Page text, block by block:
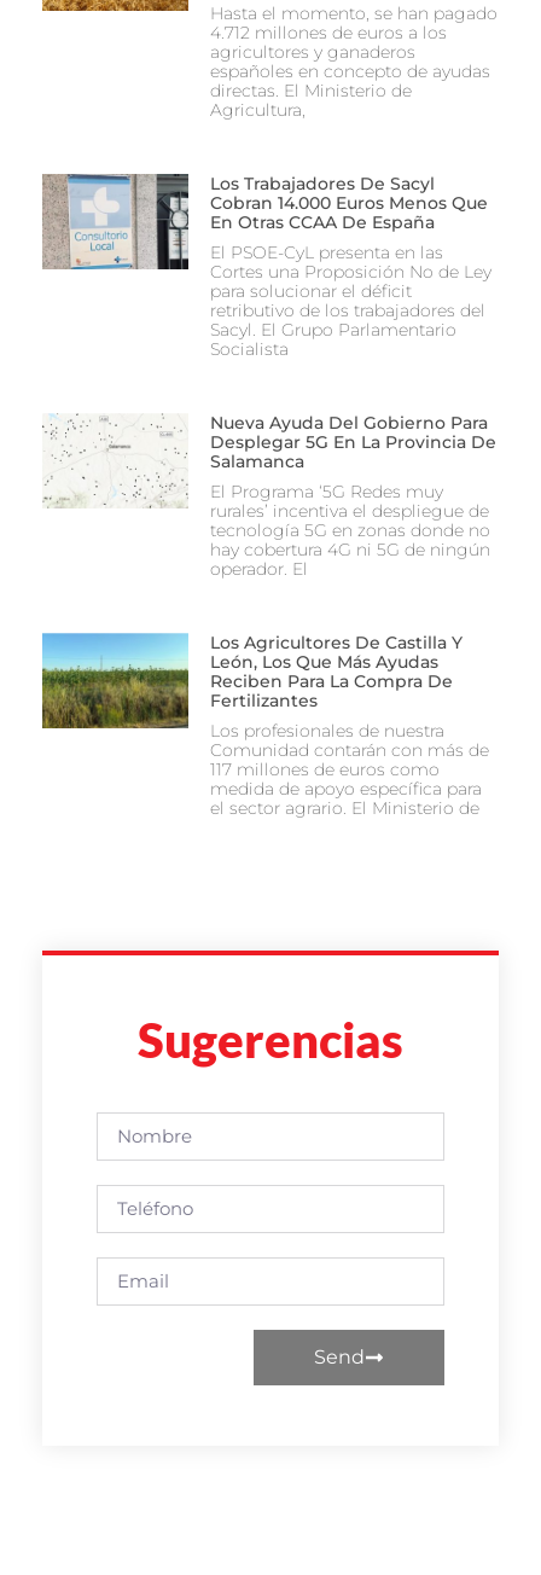
Hasta el momento, se han pagado
4.712 millones de euros a los
agricultores y ganaderos
españoles en concepto de ayudas
directas. El Ministerio de
Agricultura,
Los Trabajadores De Sacyl
Cobran 14.000 Euros Menos Que
En Otras CCAA De España
El PSOE-CyL presenta en las
Cortes una Proposición No de Ley
para solucionar el déficit
retributivo de los trabajadores del
Sacyl. El Grupo Parlamentario
Socialista
Nueva Ayuda Del Gobierno Para
Desplegar 5G En La Provincia De
Salamanca
El Programa ‘5G Redes muy
rurales’ incentiva el despliegue de
tecnología 5G en zonas donde no
hay cobertura 4G ni 5G de ningún
operador. El
Los Agricultores De Castilla Y
León, Los Que Más Ayudas
Reciben Para La Compra De
Fertilizantes
Los profesionales de nuestra
Comunidad contarán con más de
117 millones de euros como
medida de apoyo específica para
el sector agrario. El Ministerio de
Sugerencias
Send